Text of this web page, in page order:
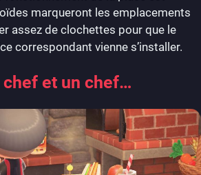
marqueront les emplacements
assez de clochettes pour que le
correspondant vienne s’installer.
chef et un chef…